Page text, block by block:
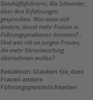
Geschäftsführerin, Ria Schneider,
über ihre Erfahrungen
gesprochen. Was muss sich
ändern, damit mehr Frauen in
Führungspositionen kommen? ­
Und was rät sie jungen Frauen,
die mehr Verantwortung
übernehmen wollen?
Redaktion: Glauben Sie, dass
Frauen andere
Führungspersönlichkeiten